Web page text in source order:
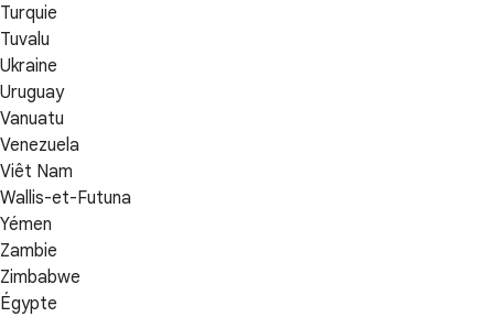
Turquie
Tuvalu
Ukraine
Uruguay
Vanuatu
Venezuela
Viêt Nam
Wallis-et-Futuna
Yémen
Zambie
Zimbabwe
Égypte